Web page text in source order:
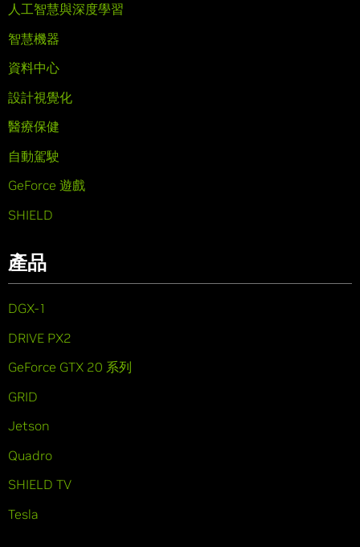
人工智慧與深度學習
智慧機器
資料中心
設計視覺化
醫療保健
自動駕駛
GeForce 遊戲
SHIELD
產品
DGX-1
DRIVE PX2
GeForce GTX 20 系列
GRID
Jetson
Quadro
SHIELD TV
Tesla